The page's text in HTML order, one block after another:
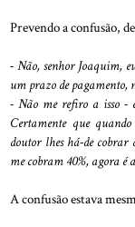
Prevendo a confusão,
- Não, senhor Joaquim,
um prazo de pagamento,
- Não me refiro a isso -
Certamente que
doutor lhes há-de
me cobram 40%, agora é
A confusão estava